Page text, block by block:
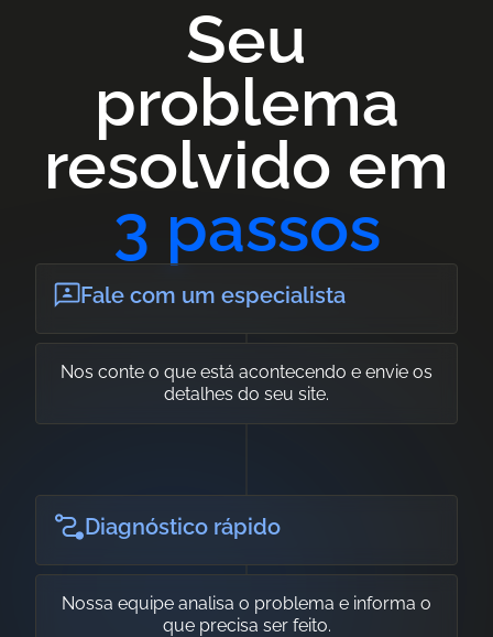
Seu
problema
resolvido em
3 passos
Fale com um especialista
Nos conte o que está acontecendo e envie os
detalhes do seu site.
Diagnóstico rápido
Nossa equipe analisa o problema e informa o
que precisa ser feito.